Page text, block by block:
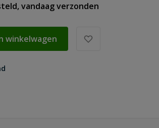
vandaag verzonden
winkelwagen